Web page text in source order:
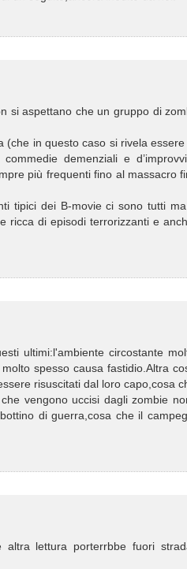
si aspettano che un gruppo di
in questo caso si rivela
demenziali e
più frequenti fino al massacro
tipici dei B-movie ci sono tutti
di episodi terrorizzanti e
ultimi:l'ambiente circostante
spesso causa fastidio.Altra
risuscitati dal loro capo,cosa
vengono uccisi dagli zombie
di guerra,cosa che il
lettura porterrbbe fuori